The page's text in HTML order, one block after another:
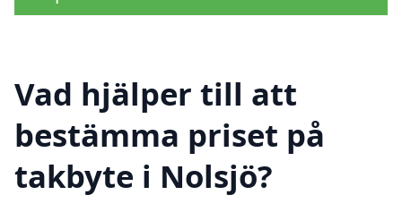
Vad hjälper till att
bestämma priset på
takbyte i Nolsjö?